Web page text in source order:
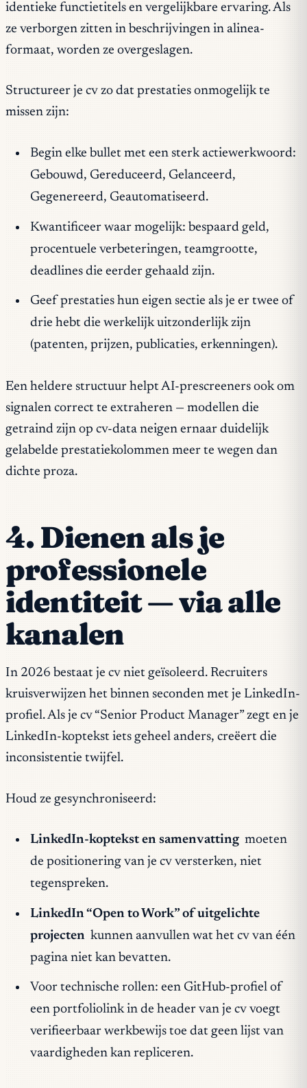
identieke functietitels en vergelijkbare ervaring. Als
ze verborgen zitten in beschrijvingen in alinea-
formaat, worden ze overgeslagen.
Structureer je cv zo dat prestaties onmogelijk te
missen zijn:
Begin elke bullet met een sterk actiewerkwoord:
Gebouwd, Gereduceerd, Gelanceerd,
Gegenereerd, Geautomatiseerd.
Kwantificeer waar mogelijk: bespaard geld,
procentuele verbeteringen, teamgrootte,
deadlines die eerder gehaald zijn.
Geef prestaties hun eigen sectie als je er twee of
drie hebt die werkelijk uitzonderlijk zijn
(patenten, prijzen, publicaties, erkenningen).
Een heldere structuur helpt AI-prescreeners ook om
signalen correct te extraheren — modellen die
getraind zijn op cv-data neigen ernaar duidelijk
gelabelde prestatiekolommen meer te wegen dan
dichte proza.
4. Dienen als je
professionele
identiteit — via alle
kanalen
In 2026 bestaat je cv niet geïsoleerd. Recruiters
kruisverwijzen het binnen seconden met je LinkedIn-
profiel. Als je cv “Senior Product Manager” zegt en je
LinkedIn-koptekst iets geheel anders, creëert die
inconsistentie twijfel.
Houd ze gesynchroniseerd:
LinkedIn-koptekst en samenvatting moeten
de positionering van je cv versterken, niet
tegenspreken.
LinkedIn “Open to Work” of uitgelichte
projecten kunnen aanvullen wat het cv van één
pagina niet kan bevatten.
Voor technische rollen: een GitHub-profiel of
een portfoliolink in de header van je cv voegt
verifieerbaar werkbewijs toe dat geen lijst van
vaardigheden kan repliceren.